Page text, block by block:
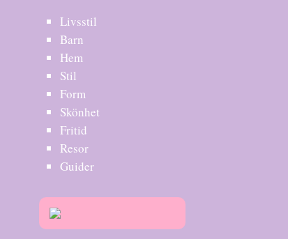
Livsstil
Barn
Hem
Stil
Form
Skönhet
Fritid
Resor
Guider